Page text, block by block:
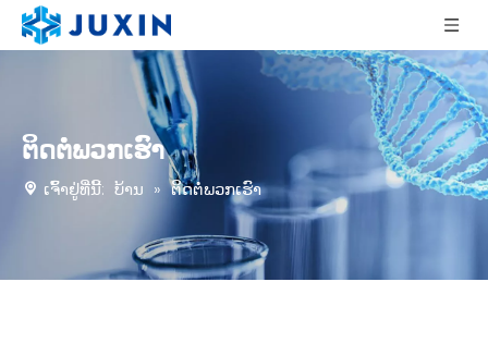
ຕິດຕໍ່ພວກເຮົາ
ເຈົ້າຢູ່ທີ່ນີ້: ບ້ານ » ຕິດຕໍ່ພວກເຮົາ